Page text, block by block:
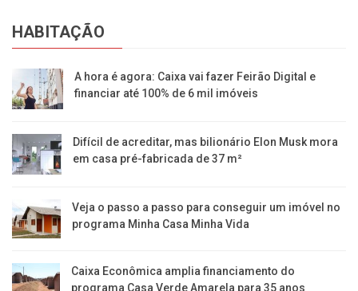
HABITAÇÃO
A hora é agora: Caixa vai fazer Feirão Digital e
financiar até 100% de 6 mil imóveis
Difícil de acreditar, mas bilionário Elon Musk mora
em casa pré-fabricada de 37 m²
Veja o passo a passo para conseguir um imóvel no
programa Minha Casa Minha Vida
Caixa Econômica amplia financiamento do
programa Casa Verde Amarela para 35 anos